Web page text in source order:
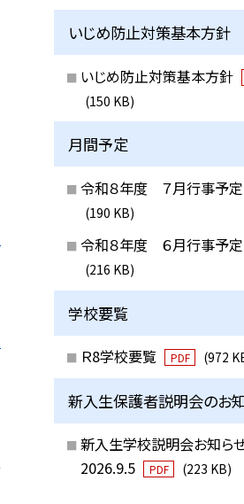
いじめ防止対策基本方針
いじめ防止対策基本方針
(150 KB)
月間予定
令和８年度 ７月行事予定
(190 KB)
令和８年度 ６月行事予定
(216 KB)
学校要覧
Ｒ8学校要覧 PDF (972
新入生保護者説明会のお
新入生学校説明会お知ら
2026.9.5
PDF (223 KB)